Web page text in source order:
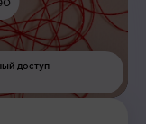
доступ